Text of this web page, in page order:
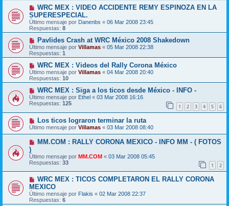
WRC MEX : VIDEO ACCIDENTE REMY ESPINOZA EN LA
SUPERESPECIAL.
Último mensaje por Danenbs « 06 Mar 2008 23:45
Respuestas: 8
Pavlides Crash at WRC México 2008 Shakedown
Último mensaje por Villamas « 05 Mar 2008 22:38
Respuestas: 1
WRC MEX : Videos del Rally Corona México
Último mensaje por Villamas « 04 Mar 2008 20:40
Respuestas: 10
WRC MEX : Siga a los ticos desde México - INFO -
Último mensaje por Ethel « 03 Mar 2008 16:16
Respuestas: 125 1 2 3 4 5 6
Los ticos lograron terminar la ruta
Último mensaje por Villamas « 03 Mar 2008 08:40
MM.COM : RALLY CORONA MEXICO - INFO MM - ( FOTOS
)
Último mensaje por MM.COM « 03 Mar 2008 05:45
Respuestas: 33 1 2
WRC MEX : TICOS COMPLETARON EL RALLY CORONA
MEXICO
Último mensaje por Flakis « 02 Mar 2008 22:37
Respuestas: 6